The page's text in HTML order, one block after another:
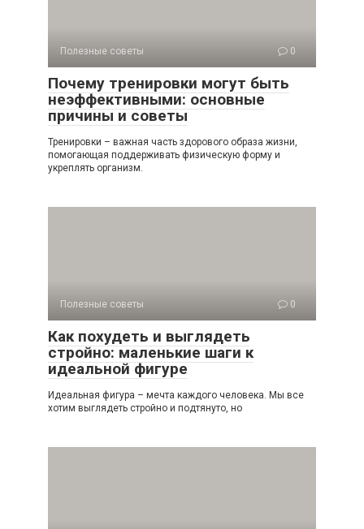
Полезные советы 0
Почему тренировки могут быть
неэффективными: основные
причины и советы
Тренировки – важная часть здорового образа жизни,
помогающая поддерживать физическую форму и
укреплять организм.
Полезные советы 0
Как похудеть и выглядеть
стройно: маленькие шаги к
идеальной фигуре
Идеальная фигура – мечта каждого человека. Мы все
хотим выглядеть стройно и подтянуто, но